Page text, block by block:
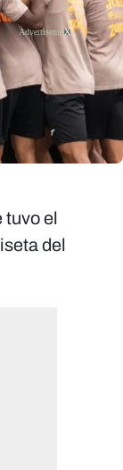
tuvo el
del
X